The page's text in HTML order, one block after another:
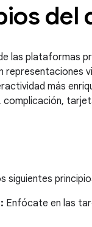
del
las plataformas
representaciones
más
complicación,
siguientes
Enfócate en las